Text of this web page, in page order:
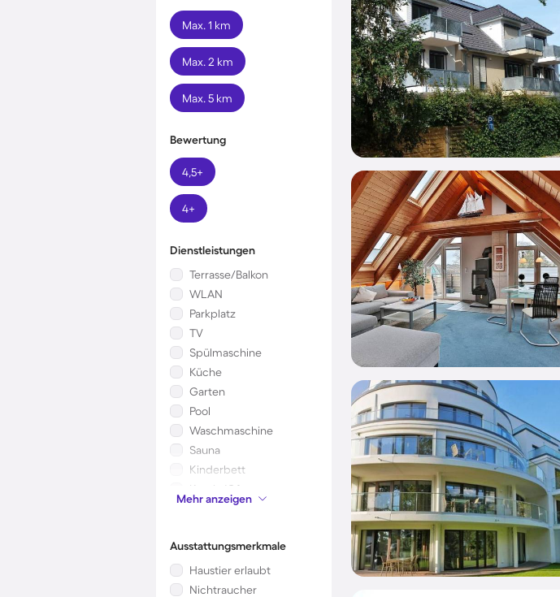
Max. 1 km
Max. 2 km
Max. 5 km
Bewertung
4,5+
4+
Dienstleistungen
Terrasse/Balkon
WLAN
Parkplatz
TV
Spülmaschine
Küche
Garten
Pool
Waschmaschine
Sauna
Kinderbett
Kamin/Ofen
Mikrowelle
Mehr anzeigen
Ausstattungsmerkmale
Haustier erlaubt
Nichtraucher